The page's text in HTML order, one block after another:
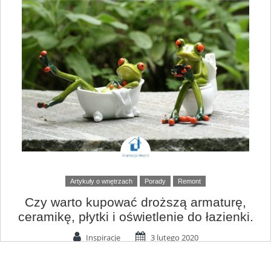
Artykuły o wnętrzach Porady Remont
Czy warto kupować droższą armaturę,
ceramikę, płytki i oświetlenie do łazienki.
Inspiracje 3 lutego 2020